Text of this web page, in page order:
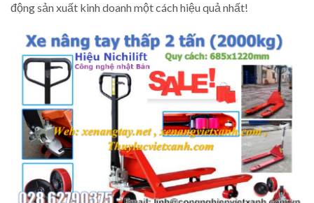
động sản xuất kinh doanh một cách hiệu quả nhất!